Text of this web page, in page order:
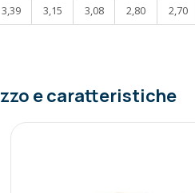
3,39 3,15 3,08 2,80 2,70
e caratteristiche